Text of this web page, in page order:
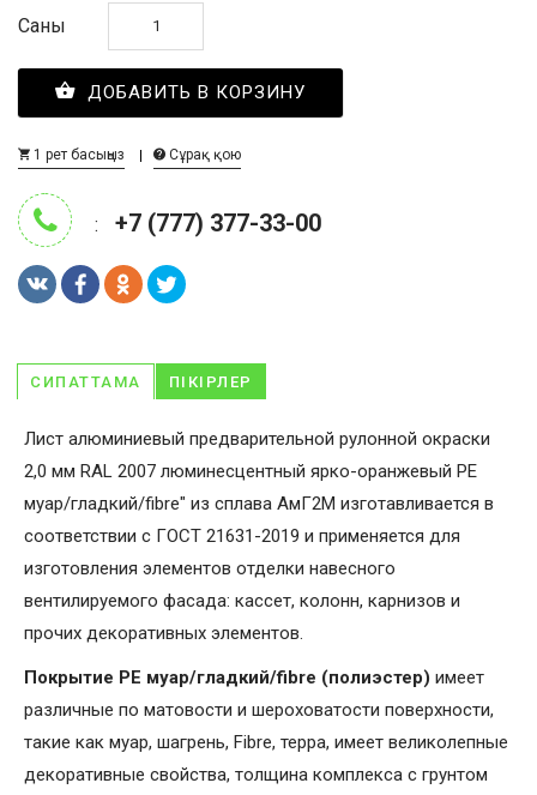
Саны
ДОБАВИТЬ В КОРЗИНУ
1 рет басыңыз Сұрақ қою
: +7 (777) 377-33-00
СИПАТТАМА ПІКІРЛЕР
Лист алюминиевый предварительной рулонной окраски
2,0 мм RAL 2007 люминесцентный ярко-оранжевый PE
муар/гладкий/fibre" из сплава АмГ2М изготавливается в
соответствии с ГОСТ 21631-2019 и применяется для
изготовления элементов отделки навесного
вентилируемого фасада: кассет, колонн, карнизов и
прочих декоративных элементов.
Покрытие PE муар/гладкий/fibre (полиэстер) имеет
различные по матовости и шероховатости поверхности,
такие как муар, шагрень, Fibrе, терра, имеет великолепные
декоративные свойства, толщина комплекса с грунтом